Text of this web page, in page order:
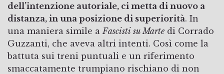
dell’intenzione autoriale, ci metta di nuovo a
distanza, in una posizione di superiorità. In
una maniera simile a Fascisti su Marte di Corrado
Guzzanti, che aveva altri intenti. Così come la
battuta sui treni puntuali e un riferimento
smaccatamente trumpiano rischiano di non